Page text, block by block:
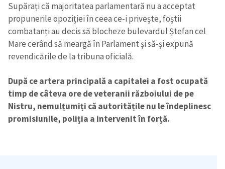
Supărați că majoritatea parlamentară nu a acceptat
propunerile opoziției în ceea ce-i privește, foștii
combatanți au decis să blocheze bulevardul Ștefan cel
Mare cerând să meargă în Parlament și să-și expună
revendicările de la tribuna oficială.
După ce artera principală a capitalei a fost ocupată
timp de câteva ore de veteranii războiului de pe
Nistru, nemulțumiți că autoritățile nu le îndeplinesc
promisiunile, poliția a intervenit în forță.